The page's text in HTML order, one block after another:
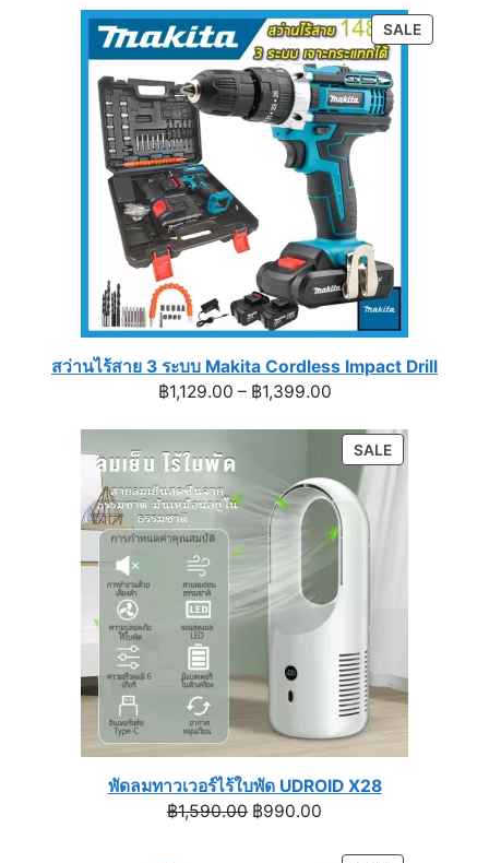
฿790.00
through
฿990.00
SALE
ON
สว่านไร้สาย 3 ระบบ Makita Cordless Impact Drill
฿1,129.00 – ฿1,399.00Price
฿1,129.00
through
฿1,399.00
SALEPRODUCT
ON
พัดลมทาวเวอร์ไร้ใบพัด UDROID X28
฿1,590.00 Original
฿990.00